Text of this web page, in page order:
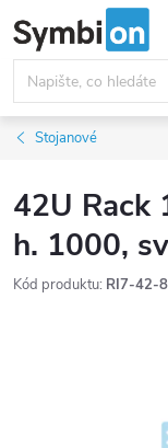
na
obsah
Stojanové
42U Rack
h. 1000,
Kód produktu: RI7-42-